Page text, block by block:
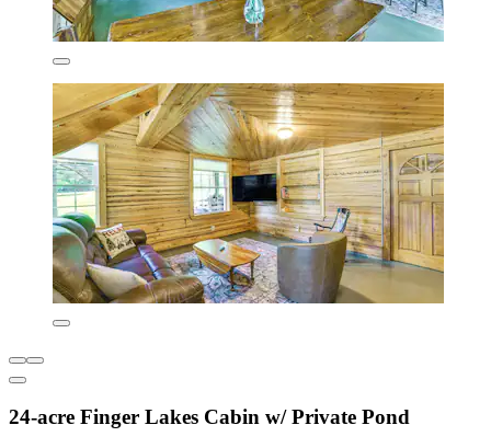
24-acre Finger Lakes Cabin w/ Private Pond